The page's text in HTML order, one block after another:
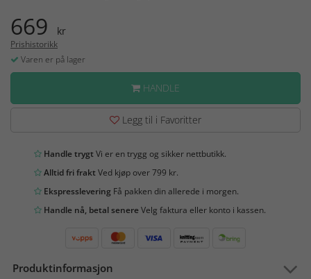
669 kr
Prishistorikk
Varen er på lager
HANDLE
Legg til i Favoritter
Handle trygtVi er en trygg og sikker nettbutikk.
Alltid fri fraktVed kjøp over 799 kr.
Ekspresslevering Få pakken din allerede i morgen.
Handle nå, betal senereVelg faktura eller konto i kassen.
Produktinformasjon